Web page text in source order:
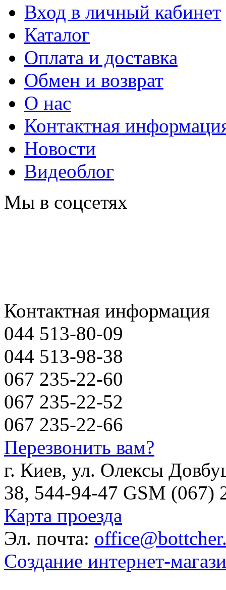
Вход в личный кабинет
Каталог
Оплата и доставка
Обмен и возврат
О нас
Контактная
Новости
Видеоблог
Мы в соцсетях
Контактная информация
044 513-80-09
044 513-98-38
067 235-22-60
067 235-22-52
067 235-22-66
Перезвонить вам?
г. Киев, ул. Олексы
38, 544-94-47 GSM (067)
Карта проезда
Эл. почта:
Создание интернет-